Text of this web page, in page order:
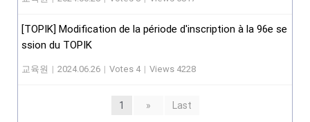
[TOPIK] Modification de la période d'inscription à la 96e se
ssion du TOPIK
교육원 | 2024.06.26 | Votes 4 | Views 4228
1 » Last